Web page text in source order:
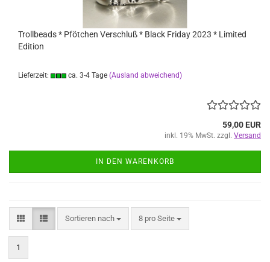
Trollbeads * Pfötchen Verschluß * Black Friday 2023 * Limited
Edition
Lieferzeit: ca. 3-4 Tage (Ausland abweichend)
59,00 EUR
inkl. 19% MwSt. zzgl. Versand
IN DEN WARENKORB
Sortieren nach
Sortieren nach 8 pro Seite
pro Seite
1